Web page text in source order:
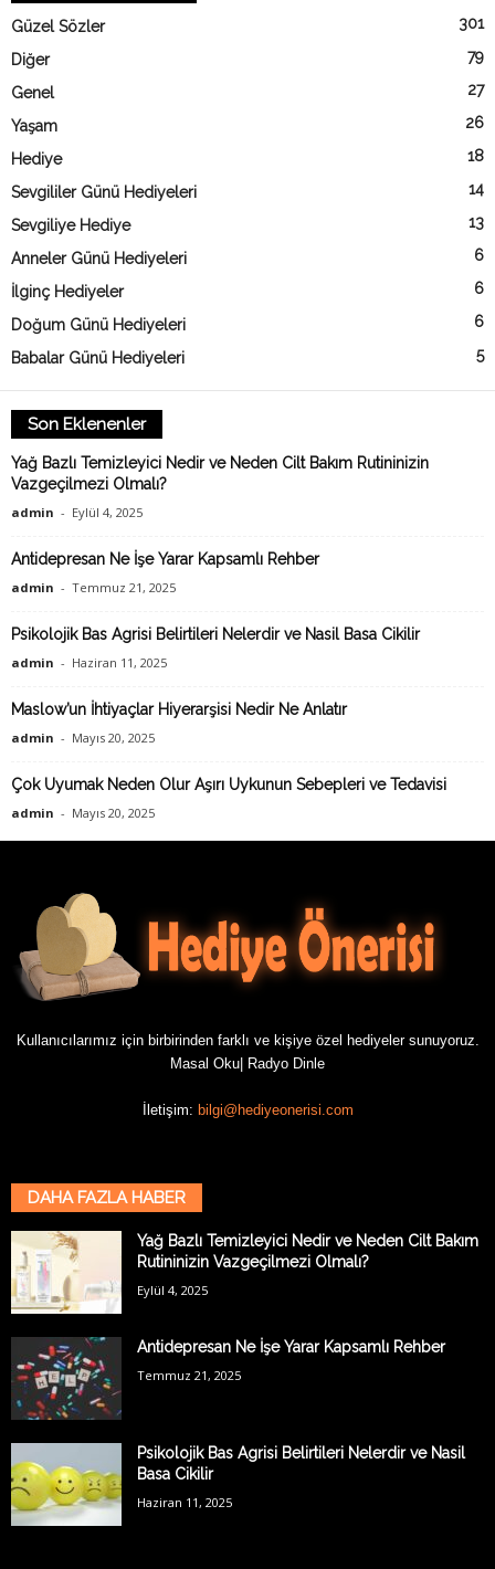
Güzel Sözler 301
Diğer 79
Genel 27
Yaşam 26
Hediye 18
Sevgililer Günü Hediyeleri 14
Sevgiliye Hediye 13
Anneler Günü Hediyeleri 6
İlginç Hediyeler 6
Doğum Günü Hediyeleri 6
Babalar Günü Hediyeleri 5
Son Eklenenler
Yağ Bazlı Temizleyici Nedir ve Neden Cilt Bakım Rutininizin
Vazgeçilmezi Olmalı?
admin - Eylül 4, 2025
Antidepresan Ne İşe Yarar Kapsamlı Rehber
admin - Temmuz 21, 2025
Psikolojik Bas Agrisi Belirtileri Nelerdir ve Nasil Basa Cikilir
admin - Haziran 11, 2025
Maslow’un İhtiyaçlar Hiyerarşisi Nedir Ne Anlatır
admin - Mayıs 20, 2025
Çok Uyumak Neden Olur Aşırı Uykunun Sebepleri ve Tedavisi
admin - Mayıs 20, 2025
Kullanıcılarımız için birbirinden farklı ve kişiye özel hediyeler sunuyoruz.
Masal Oku Radyo Dinle
İletişim: bilgi@hediyeonerisi.com
DAHA FAZLA HABER
Yağ Bazlı Temizleyici Nedir ve Neden Cilt Bakım
Rutininizin Vazgeçilmezi Olmalı?
Eylül 4, 2025
Antidepresan Ne İşe Yarar Kapsamlı Rehber
Temmuz 21, 2025
Psikolojik Bas Agrisi Belirtileri Nelerdir ve Nasil
Basa Cikilir
Haziran 11, 2025